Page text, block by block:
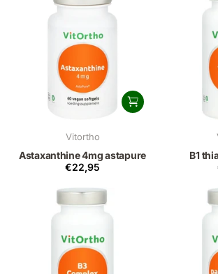
Vitortho
Astaxanthine 4mg astapure
€22,95
B1